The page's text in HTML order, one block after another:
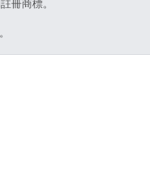
冊商標。